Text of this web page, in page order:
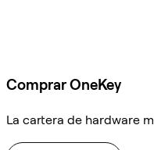
Comprar OneKey
La cartera de hardware